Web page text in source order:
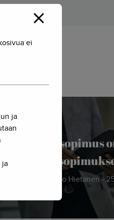
Osakassopimus
Herkko Hietanen -
ei
ja